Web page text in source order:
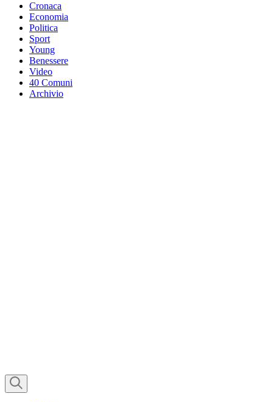
Cronaca
Economia
Politica
Sport
Young
Benessere
Video
40 Comuni
Archivio